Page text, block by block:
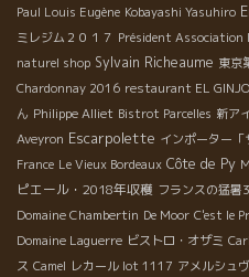
Paul Louis Eugène Kobayashi Yasuhiro
ミレジム２０１７ Président Association
naturel shop Sylvain Richeaume 東京
Chardonnay 2016 restaurant EL
ん Philippe Alliet Bistrot Parcelles 新ア
Aveyron Escarpolette インポーター
France Le Vieux Bordeaux Côte de Py
ピエール・2018年収穫 フランスの猛暑
Domaine Chambertin De Moor C'est le
Domaine Laguerre ビストロ・オザミ
ス Camel レカール lot 1117 アメルシュ